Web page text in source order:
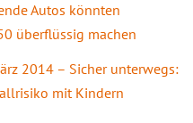
Autos könnten
überflüssig machen
2014 – Sicher unterwegs:
mit Kindern